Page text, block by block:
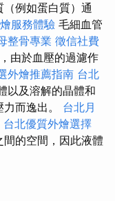
（例如蛋白質）通
服務體驗 毛細血管
整骨專業 徵信社費
由於血壓的過濾作
外燴推薦指南 台北
以及溶解的晶體和
而逸出。 台北月
台北優質外燴選擇
的空間，因此液體